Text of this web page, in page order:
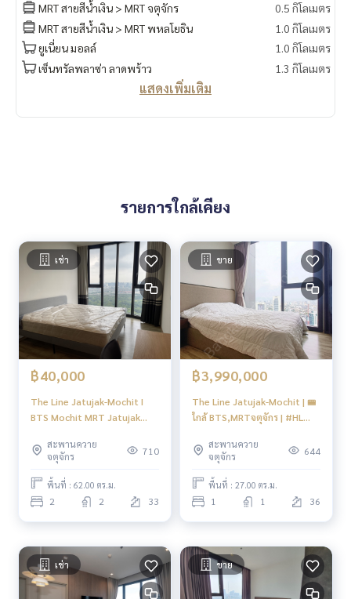
#Linchee
MRT สายสีน้ำเงิน > MRT จตุจักร
0.5 กิโลเมตร
MRT สายสีน้ำเงิน > MRT พหลโยธิน
1.0 กิโลเมตร
ยูเนี่ยน มอลล์
1.0 กิโลเมตร
เซ็นทรัลพลาซ่า ลาดพร้าว
1.3 กิโลเมตร
แสดงเพิ่มเติม
รายการใกล้เคียง
เช่า
฿40,000
The Line Jatujak-Mochit I
BTS Mochit MRT Jatujak
item | #N
สะพานควาย
จตุจักร
710
พื้นที่ : 62.00 ตร.ม.
2 2 33
ขาย
฿3,990,000
The Line Jatujak-Mochit | 🚝
ใกล้ BTS,MRTจตุจักร | #HL
สะพานควาย
จตุจักร
644
พื้นที่ : 27.00 ตร.ม.
1 1 36
เช่า ขาย